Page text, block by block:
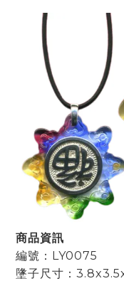
商品資訊
編號：LY0075
墬子尺寸：